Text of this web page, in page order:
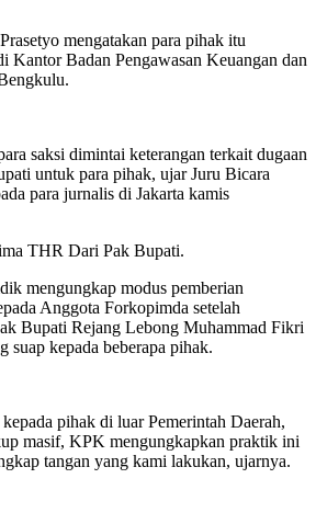
mengatakan para pihak itu
Kantor Badan Pengawasan Keuangan dan
saksi dimintai keterangan terkait dugaan
untuk para pihak, ujar Juru Bicara
para jurnalis di Jakarta kamis
THR Dari Pak Bupati.
mengungkap modus pemberian
Anggota Forkopimda setelah
Bupati Rejang Lebong Muhammad Fikri
suap kepada beberapa pihak.
pihak di luar Pemerintah Daerah,
masif, KPK mengungkapkan praktik ini
tangan yang kami lakukan, ujarnya.